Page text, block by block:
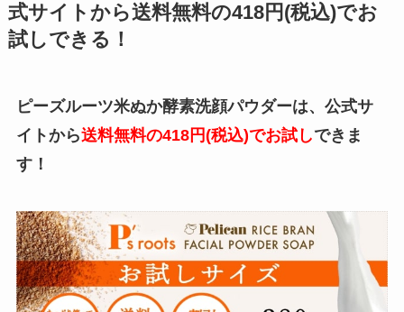
式サイトから送料無料の418円(税込)でお
試しできる！
ピーズルーツ米ぬか酵素洗顔パウダーは、公式サ
イトから送料無料の418円(税込)でお試しできま
す！